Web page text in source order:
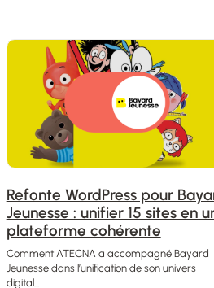
Refonte WordPress pour
Jeunesse : unifier 15 sites en
plateforme cohérente
Comment ATECNA a accompagné Bayard
Jeunesse dans l’unification de son univers
digital...